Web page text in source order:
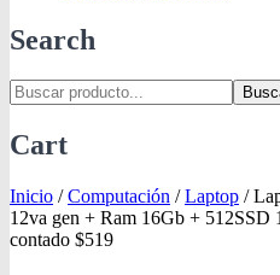
Search
Cart
Inicio / Computación / Laptop /
12va gen + Ram 16Gb + 512SSD
contado $519